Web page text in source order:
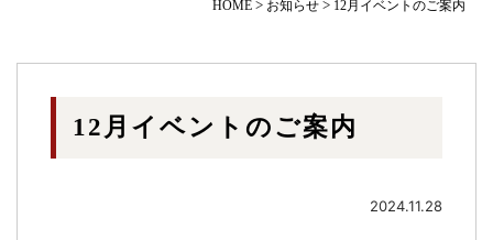
HOME > お知らせ > 12月イベントのご案内
12月イベントのご案内
2024.11.28